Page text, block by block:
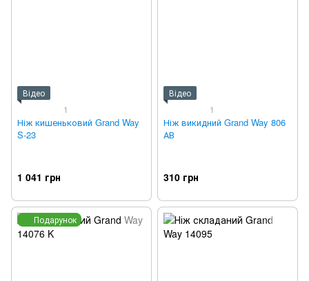
Відео
1
Ніж кишеньковий Grand Way
S-23
1 041 грн
Відео
1
Ніж викидний Grand Way 806
АВ
310 грн
Подарунок